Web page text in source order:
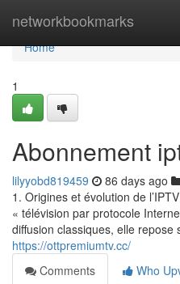
networkbookmarks
Home
Home
1
Abonnement
lilyyobd819459 86 days ago
1. Origines et évolution de
« télévision par protocole
diffusion classiques, elle repose
https://ottpremiumtv.cc/
Comments
Who